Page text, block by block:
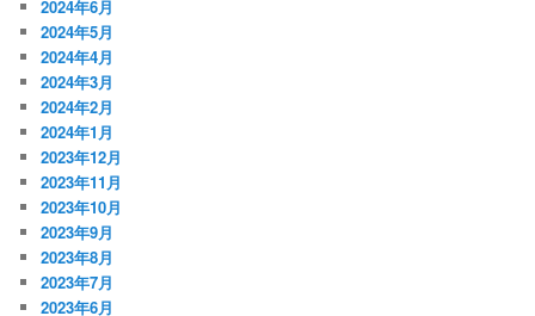
2024年6月
2024年5月
2024年4月
2024年3月
2024年2月
2024年1月
2023年12月
2023年11月
2023年10月
2023年9月
2023年8月
2023年7月
2023年6月